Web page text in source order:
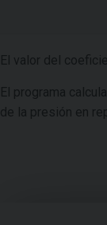
El valor del
El programa
de la presión en